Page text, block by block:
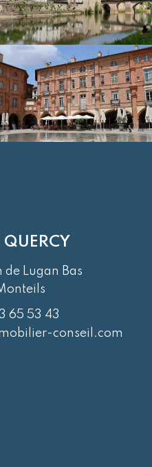
QUERCY
Lugan Bas
65 53 43
conseil.com